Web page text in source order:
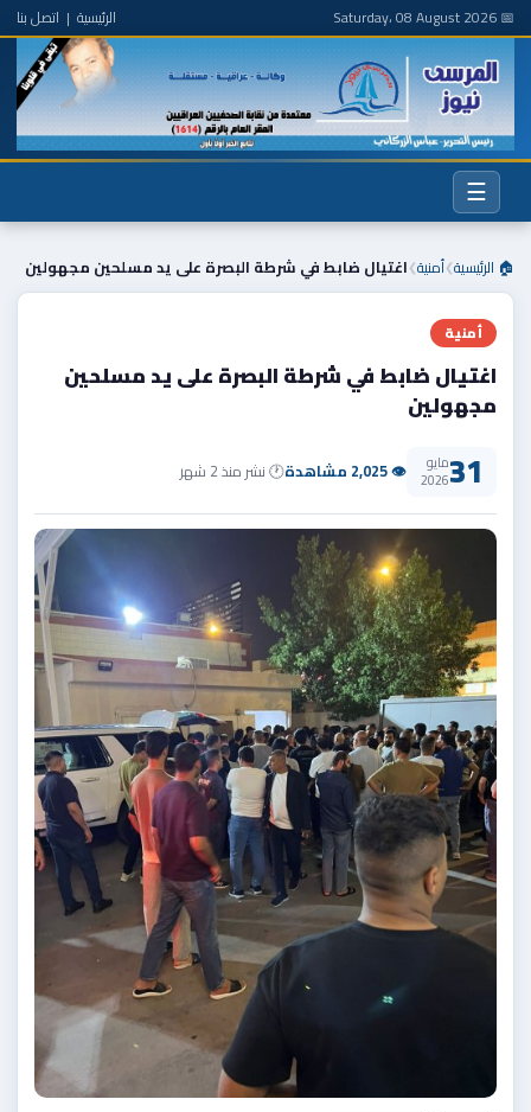
📅 Saturday، 08 August 2026 الرئيسية | اتصل بنا
☰
🏠 الرئيسية❯أمنية❯اغتيال ضابط في شرطة البصرة على يد مسلحين مجهولين
أمنية
اغتيال ضابط في شرطة البصرة على يد مسلحين
مجهولين
31مايو
2026 👁 2,025 مشاهدة 🕐 نشر منذ 2 شهر